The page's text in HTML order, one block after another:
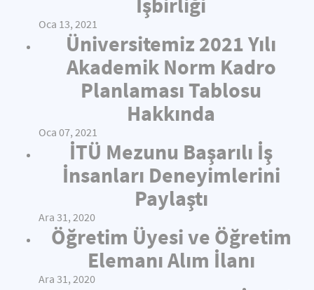
Oca 13, 2021
Üniversitemiz 2021 Yılı
Akademik Norm Kadro
Planlaması Tablosu
Hakkında
Oca 07, 2021
İTÜ Mezunu Başarılı İş
İnsanları Deneyimlerini
Paylaştı
Ara 31, 2020
Öğretim Üyesi ve Öğretim
Elemanı Alım İlanı
Ara 31, 2020